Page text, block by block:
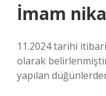
İmam
11.2024 tarihi
olarak
yapılan